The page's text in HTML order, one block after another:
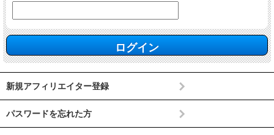
新規アフィリエイター登録
パスワードを忘れた方